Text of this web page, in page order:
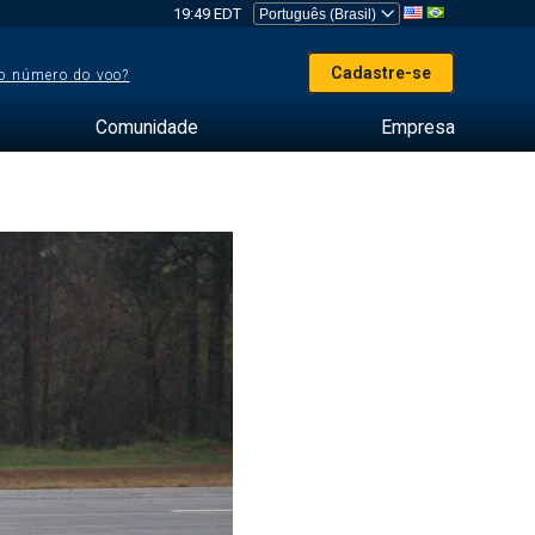
19:49 EDT
número do voo? Cadastre-se
Comunidade Empresa